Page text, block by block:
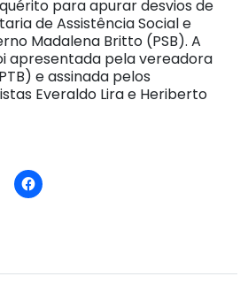
para apurar desvios de
de Assistência Social e
Madalena Britto (PSB). A
apresentada pela vereadora
e assinada pelos
Everaldo Lira e Heriberto